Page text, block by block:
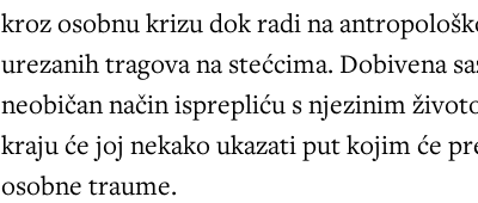
kroz osobnu krizu dok radi na
urezanih tragova na stećcima. Dobivena
neobičan način isprepliću s njezinim
kraju će joj nekako ukazati put kojim će
osobne traume.